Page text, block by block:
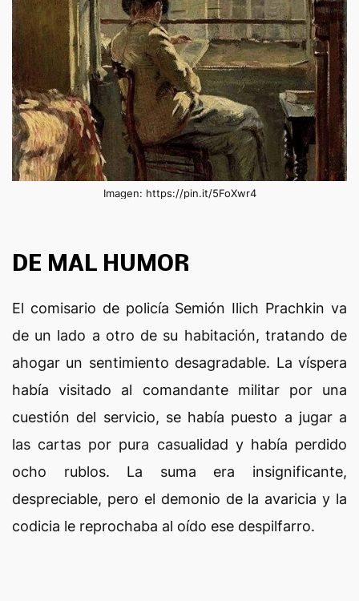
Imagen: https://pin.it/5FoXwr4
DE MAL HUMOR
El comisario de policía Semión Ilich Prachkin va
de un lado a otro de su habitación, tratando de
ahogar un sentimiento desagradable. La víspera
había visitado al comandante militar por una
cuestión del servicio, se había puesto a jugar a
las cartas por pura casualidad y había perdido
ocho rublos. La suma era insignificante,
despreciable, pero el demonio de la avaricia y la
codicia le reprochaba al oído ese despilfarro.